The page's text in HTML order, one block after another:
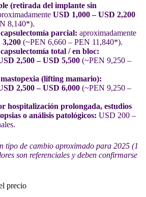
(retirada del implante sin
USD 1,000 – USD 2,200
8,140*).
parcial: aproximadamente
3,200 (~PEN 6,660 – PEN 11,840*).
total / en bloc:
2,500 – USD 5,500 (~PEN 9,250 –
(lifting mamario):
2,500 – USD 6,000 (~PEN 9,250 –
hospitalización prolongada, estudios
o análisis patológicos: USD 200 –
tipo de cambio aproximado para 2025 (1
son referenciales y deben confirmarse
precio